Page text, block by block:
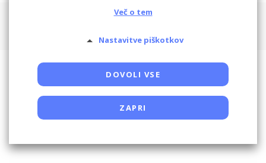
Piškotki Oglaševanje
Powered by SocDate™, © Copyright VenetiCOM
Več o tem
Nastavitve piškotkov
DOVOLI VSE
ZAPRI
Potrebni